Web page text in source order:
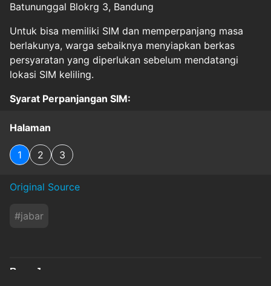
Batununggal Blokrg 3, Bandung
Untuk bisa memiliki SIM dan memperpanjang masa
berlakunya, warga sebaiknya menyiapkan berkas
persyaratan yang diperlukan sebelum mendatangi
lokasi SIM keliling.
Syarat Perpanjangan SIM:
Halaman
1 2 3
Original Source
#jabar
Baca Juga